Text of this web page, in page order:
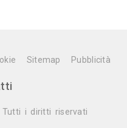
Sitemap Pubblicità
i diritti riservati